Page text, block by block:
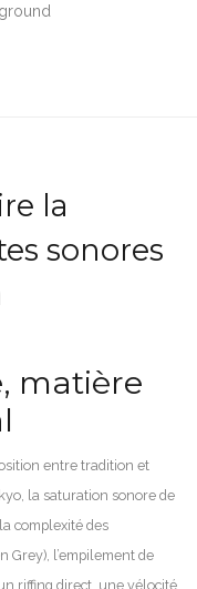
la
sonores
matière
entre tradition et
la saturation sonore de
complexité des
Grey), l’empilement de
riffing direct, une vélocité